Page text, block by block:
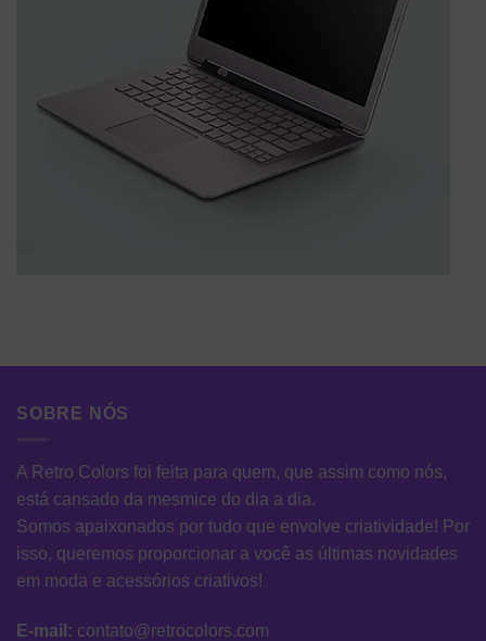
SOBRE NÓS
A Retro Colors foi feita para quem, que assim como nós,
está cansado da mesmice do dia a dia.
Somos apaixonados por tudo que envolve criatividade! Por
isso, queremos proporcionar a você as últimas novidades
em moda e acessórios criativos!
E-mail: contato@retrocolors.com